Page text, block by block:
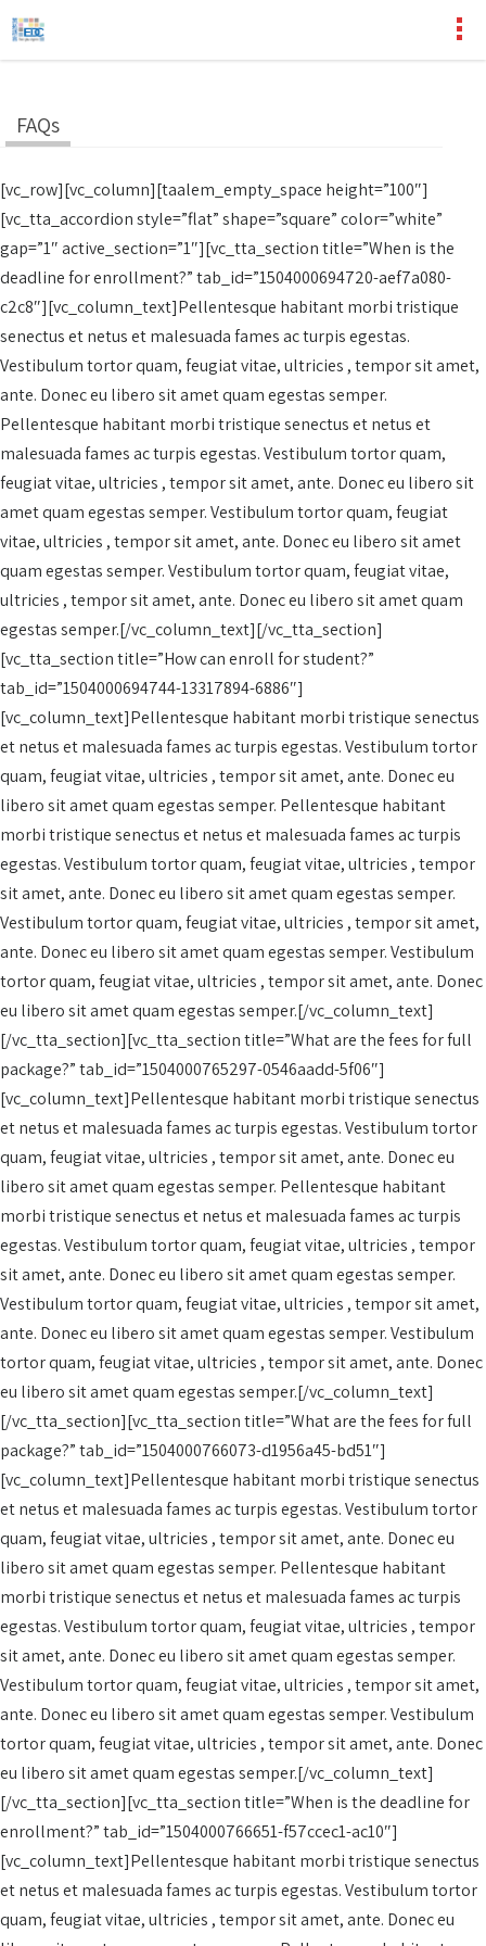
FAQs
[vc_row][vc_column][taalem_empty_space height=”100″]
[vc_tta_accordion style=”flat” shape=”square” color=”white”
gap=”1″ active_section=”1″][vc_tta_section title=”When is the
deadline for enrollment?” tab_id=”1504000694720-aef7a080-
c2c8″][vc_column_text]Pellentesque habitant morbi tristique
senectus et netus et malesuada fames ac turpis egestas.
Vestibulum tortor quam, feugiat vitae, ultricies , tempor sit amet,
ante. Donec eu libero sit amet quam egestas semper.
Pellentesque habitant morbi tristique senectus et netus et
malesuada fames ac turpis egestas. Vestibulum tortor quam,
feugiat vitae, ultricies , tempor sit amet, ante. Donec eu libero sit
amet quam egestas semper. Vestibulum tortor quam, feugiat
vitae, ultricies , tempor sit amet, ante. Donec eu libero sit amet
quam egestas semper. Vestibulum tortor quam, feugiat vitae,
ultricies , tempor sit amet, ante. Donec eu libero sit amet quam
egestas semper.[/vc_column_text][/vc_tta_section]
[vc_tta_section title=”How can enroll for student?”
tab_id=”1504000694744-13317894-6886″]
[vc_column_text]Pellentesque habitant morbi tristique senectus
et netus et malesuada fames ac turpis egestas. Vestibulum tortor
quam, feugiat vitae, ultricies , tempor sit amet, ante. Donec eu
libero sit amet quam egestas semper. Pellentesque habitant
morbi tristique senectus et netus et malesuada fames ac turpis
egestas. Vestibulum tortor quam, feugiat vitae, ultricies , tempor
sit amet, ante. Donec eu libero sit amet quam egestas semper.
Vestibulum tortor quam, feugiat vitae, ultricies , tempor sit amet,
ante. Donec eu libero sit amet quam egestas semper. Vestibulum
tortor quam, feugiat vitae, ultricies , tempor sit amet, ante. Donec
eu libero sit amet quam egestas semper.[/vc_column_text]
[/vc_tta_section][vc_tta_section title=”What are the fees for full
package?” tab_id=”1504000765297-0546aadd-5f06″]
[vc_column_text]Pellentesque habitant morbi tristique senectus
et netus et malesuada fames ac turpis egestas. Vestibulum tortor
quam, feugiat vitae, ultricies , tempor sit amet, ante. Donec eu
libero sit amet quam egestas semper. Pellentesque habitant
morbi tristique senectus et netus et malesuada fames ac turpis
egestas. Vestibulum tortor quam, feugiat vitae, ultricies , tempor
sit amet, ante. Donec eu libero sit amet quam egestas semper.
Vestibulum tortor quam, feugiat vitae, ultricies , tempor sit amet,
ante. Donec eu libero sit amet quam egestas semper. Vestibulum
tortor quam, feugiat vitae, ultricies , tempor sit amet, ante. Donec
eu libero sit amet quam egestas semper.[/vc_column_text]
[/vc_tta_section][vc_tta_section title=”What are the fees for full
package?” tab_id=”1504000766073-d1956a45-bd51″]
[vc_column_text]Pellentesque habitant morbi tristique senectus
et netus et malesuada fames ac turpis egestas. Vestibulum tortor
quam, feugiat vitae, ultricies , tempor sit amet, ante. Donec eu
libero sit amet quam egestas semper. Pellentesque habitant
morbi tristique senectus et netus et malesuada fames ac turpis
egestas. Vestibulum tortor quam, feugiat vitae, ultricies , tempor
sit amet, ante. Donec eu libero sit amet quam egestas semper.
Vestibulum tortor quam, feugiat vitae, ultricies , tempor sit amet,
ante. Donec eu libero sit amet quam egestas semper. Vestibulum
tortor quam, feugiat vitae, ultricies , tempor sit amet, ante. Donec
eu libero sit amet quam egestas semper.[/vc_column_text]
[/vc_tta_section][vc_tta_section title=”When is the deadline for
enrollment?” tab_id=”1504000766651-f57ccec1-ac10″]
[vc_column_text]Pellentesque habitant morbi tristique senectus
et netus et malesuada fames ac turpis egestas. Vestibulum tortor
quam, feugiat vitae, ultricies , tempor sit amet, ante. Donec eu